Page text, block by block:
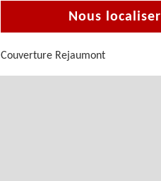
Nous localiser
Couverture Rejaumont